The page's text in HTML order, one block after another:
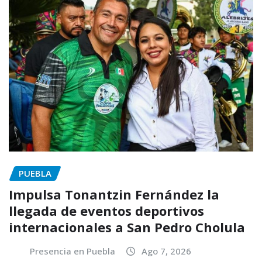
PUEBLA
Impulsa Tonantzin Fernández la
llegada de eventos deportivos
internacionales a San Pedro Cholula
Presencia en Puebla Ago 7, 2026